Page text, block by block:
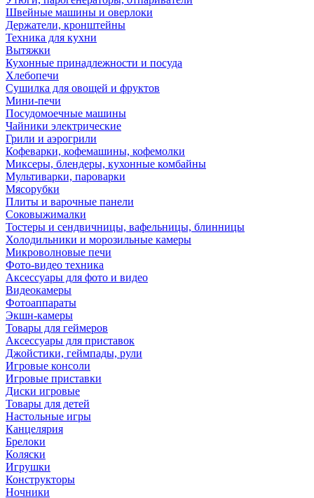
Швейные машины и оверлоки
Держатели, кронштейны
Техника для кухни
Вытяжки
Кухонные принадлежности и посуда
Хлебопечи
Сушилка для овощей и фруктов
Мини-печи
Посудомоечные машины
Чайники электрические
Грили и аэрогрили
Кофеварки, кофемашины, кофемолки
Миксеры, блендеры, кухонные комбайны
Мультиварки, пароварки
Мясорубки
Плиты и варочные панели
Соковыжималки
Тостеры и сендвичницы, вафельницы, блинницы
Холодильники и морозильные камеры
Микроволновые печи
Фото-видео техника
Аксессуары для фото и видео
Видеокамеры
Фотоаппараты
Экшн-камеры
Товары для геймеров
Аксессуары для приставок
Джойстики, геймпады, рули
Игровые консоли
Игровые приставки
Диски игровые
Товары для детей
Настольные игры
Канцелярия
Брелоки
Коляски
Игрушки
Конструкторы
Ночники